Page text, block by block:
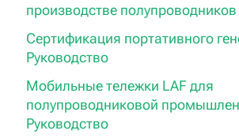
производстве полупроводников
Сертификация портативного
Руководство
Мобильные тележки LAF для
полупроводниковой
Руководство